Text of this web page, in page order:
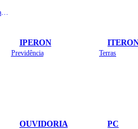
IPERON
Previdência Terras
OUVIDORIA PC